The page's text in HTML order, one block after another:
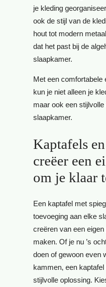
je kleding
ook de stijl van de
hout tot modern
dat het past bij de
slaapkamer.
Met een comfortabele
kun je niet alleen je
maar ook een
slaapkamer.
Kaptafels
creëer een
om je klaar
Een kaptafel met
toevoeging aan elke
creëren van een
maken. Of je nu ’s
doen of gewoon even
kammen, een
stijlvolle oplossing.